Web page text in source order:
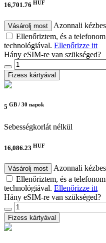
16,701.76 HUF
Vásárolj most
Azonnali
Ellenőriztem, és a
technológiával. Ellenőrizze itt
Hány eSIM-re van szükséged?
Fizess kártyával
5 GB / 30 napok
Sebességkorlát nélkül
16,086.23 HUF
Vásárolj most
Azonnali
Ellenőriztem, és a
technológiával. Ellenőrizze itt
Hány eSIM-re van szükséged?
Fizess kártyával